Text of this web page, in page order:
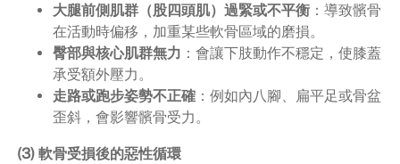
大腿前側肌群（股四頭肌）過緊或不平衡：導致髕骨
在活動時偏移，加重某些軟骨區域的磨損。
臀部與核心肌群無力 ：會讓下肢動作不穩定，使膝蓋
承受額外壓力。
走路或跑步姿勢不正確：例如內八腳、扁平足或骨盆
歪斜，會影響髕骨受力。
(3) 軟骨受損後的惡性循環